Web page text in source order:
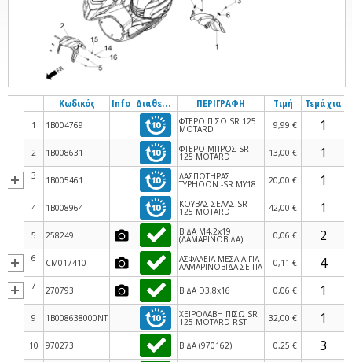
Κωδικός Info Διαθεσιμότητα ΠΕΡΙΓΡΑΦΗ Τιμή Τεμάχια
1 1B004769 ΦΤΕΡΟ ΠΙΣΩ SR 125
MOTARD 9,99 €
2 1B008631 ΦΤΕΡΟ ΜΠΡΟΣ SR
125 MOTARD 13,00 €
3 1B005461 ΛΑΣΠΩΤΗΡΑΣ
ΤΥΡΗΟΟΝ -SR MY18 20,00 €
4 1B008964 ΚΟΥΒΑΣ ΣΕΛΑΣ SR
125 MOTARD 42,00 €
5 258249 ΒΙΔΑ M4,2x19
(ΛΑΜΑΡΙΝΟΒΙΔΑ) 0,06 €
6 CM017410 ΑΣΦΑΛΕΙΑ ΜΕΣΑΙΑ ΓΙΑ
ΛΑΜΑΡΙΝΟΒΙΔΑ ΣΕ ΠΛ 0,11 €
7 270793 ΒΙΔΑ D3,8x16 0,06 €
9 1B008638000NT ΧΕΙΡΟΛΑΒΗ ΠΙΣΩ SR
125 MOTARD RST 32,00 €
10 970273 ΒΙΔΑ (970162) 0,25 €